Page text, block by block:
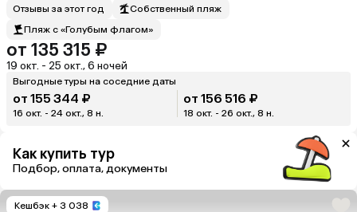
Отзывы за этот год
Собственный пляж
Пляж с «Голубым флагом»
от 135 315 ₽
19 окт. - 25 окт., 6 ночей
Выгодные туры на соседние даты
от 155 344 ₽
16 окт. - 24 окт., 8 н.
от 156 516 ₽
18 окт. - 26 окт., 8 н.
Как купить тур
Подбор, оплата, документы
Кешбэк + 3 038